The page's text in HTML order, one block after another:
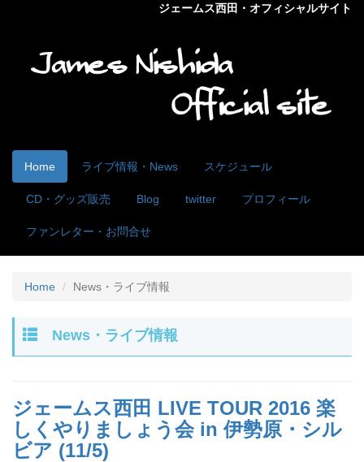
ジェームス西田・オフィシャルサイト
Home ライブ情報・News スケジュール
CD・グッズ販売 Blog twitter プロフィール
ファンレター・お問合せ
Home News・ライブ情報
News・ライブ情報
ジェームス西田 LIVE TOUR 2016 楽
しくやりましょう会 in 伊勢原・シル
ビア (11/5)